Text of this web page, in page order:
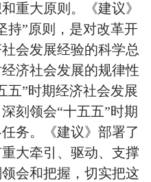
重大原则。《建议》
持”原则，是对改革开
会发展经验的科学总
济社会发展的规律性
五”时期经济社会发展
刻领会“十五五”时期
务。《建议》部署了
大牵引、驱动、支撑
会和把握，切实把这